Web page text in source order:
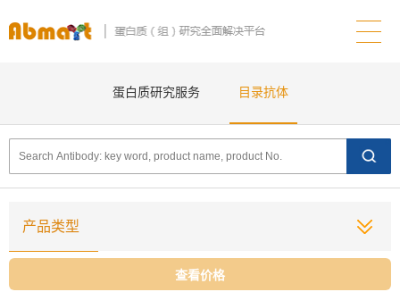
蛋白质研究服务 目录抗体
产品类型
查看价格